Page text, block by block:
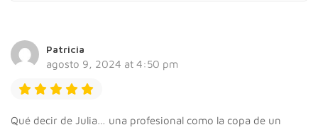
Patricia
agosto 9, 2024 at 4:50 pm
Qué decir de Julia… una profesional como la copa de un